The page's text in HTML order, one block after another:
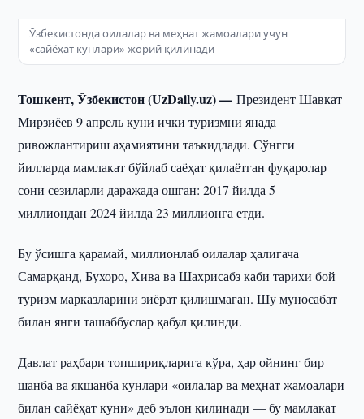
Ўзбекистонда оилалар ва меҳнат жамоалари учун
«сайёҳат кунлари» жорий қилинади
Тошкент, Ўзбекистон (UzDaily.uz) —Президент Шавкат
Мирзиёев 9 апрель куни ички туризмни янада
ривожлантириш аҳамиятини таъкидлади. Сўнгги
йилларда мамлакат бўйлаб саёҳат қилаётган фуқаролар
сони сезиларли даражада ошган: 2017 йилда 5
миллиондан 2024 йилда 23 миллионга етди.
Бу ўсишга қарамай, миллионлаб оилалар ҳалигача
Самарқанд, Бухоро, Хива ва Шахрисабз каби тарихи бой
туризм марказларини зиёрат қилишмаган. Шу муносабат
билан янги ташаббуслар қабул қилинди.
Давлат раҳбари топшириқларига кўра, ҳар ойнинг бир
шанба ва якшанба кунлари «оилалар ва меҳнат жамоалари
билан сайёҳат куни» деб эълон қилинади — бу мамлакат